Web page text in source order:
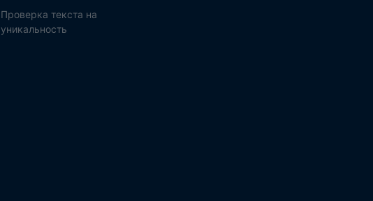
Проверка текста на
уникальность